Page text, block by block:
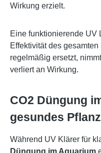
Wirkung erzielt.
Eine funktionierende UV
Effektivität des
regelmäßig ersetzt,
verliert an Wirkung.
CO2 Düngung
gesundes
Während UV Klärer für
Düngung im Aquarium